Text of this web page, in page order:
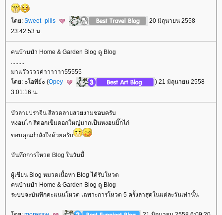
ดย: Sweet_pills
20 มิถุนายน 2558
23:42:53 น.
คนบ้านป่า Home & Garden Blog ดู Blog
.........
มาแว๊ววววค่าาาาาา55555
ดย: ๐โอพีย์๐ (Opey
) 21 มิถุนายน 2558
3:01:16 น.
บัวลายปราจีน สีลวดลายสวยงามชอบครับ
หงอนไก่ สีดอกเข็มดอกใหญ่มากเป็นหงอนบิ๊กไก่
ขอบคุณกำลังใจด้วยครับ
บันทึกการโหวต Blog ในวันนี้
ผู้เขียน Blog หมวดเนื้อหา Blog ได้รับโหวต
คนบ้านป่า Home & Garden Blog ดู Blog
ระบบจะบันทึกคะแนนโหวต เฉพาะการโหวต 5 ครั้งล่าสุดในแต่ละวันเท่านั้น